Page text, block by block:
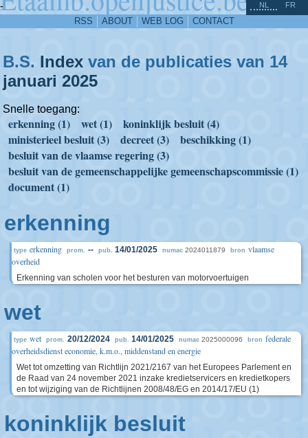
-
RSS ABOUT WEB LOG CONTACT
NL FR
B.S. Index van de publicaties van 14
januari 2025
Snelle toegang:
erkenning (1) wet (1)
koninklijk besluit (4)
ministerieel besluit (3)
decreet (3)
beschikking (1)
besluit van de vlaamse regering (3)
besluit van de gemeenschappelijke gemeenschapscommissie (1)
document (1)
erkenning
type erkenning prom. -- pub. 14/01/2025 numac 2024011879 bron vlaamse
overheid
Erkenning van scholen voor het besturen van motorvoertuigen
wet
type wet prom. 20/12/2024 pub. 14/01/2025 numac 2025000096 bron federale
overheidsdienst economie, k.m.o., middenstand en energie
Wet tot omzetting van Richtlijn 2021/2167 van het Europees Parlement en
de Raad van 24 november 2021 inzake kredietservicers en kredietkopers
en tot wijziging van de Richtlijnen 2008/48/EG en 2014/17/EU (1)
koninklijk besluit
^